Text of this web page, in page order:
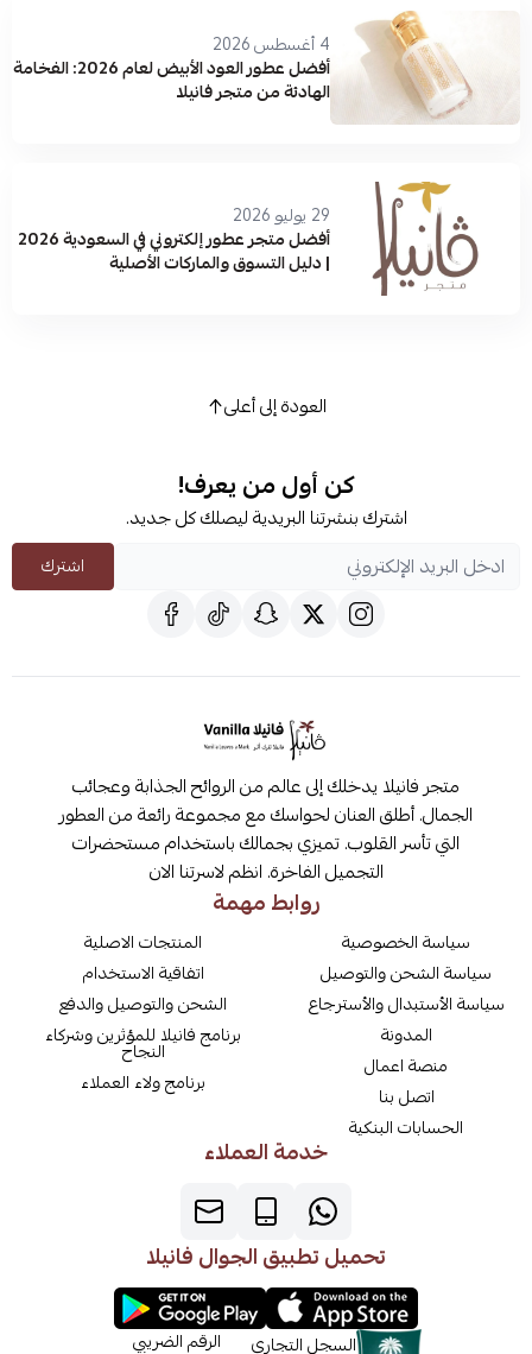
4 أغسطس 2026
أفضل عطور العود الأبيض لعام 2026: الفخامة
الهادئة من متجر فانيلا
29 يوليو 2026
أفضل متجر عطور إلكتروني في السعودية 2026
| دليل التسوق والماركات الأصلية
العودة إلى أعلى
كن أول من يعرف!
اشترك بنشرتنا البريدية ليصلك كل جديد.
اشترك
متجر فانيلا يدخلك إلى عالم من الروائح الجذابة وعجائب
الجمال. أطلق العنان لحواسك مع مجموعة رائعة من العطور
التي تأسر القلوب. تميزي بجمالك باستخدام مستحضرات
التجميل الفاخرة. انظم لاسرتنا الان
روابط مهمة
سياسة الخصوصية
سياسة الشحن والتوصيل
سياسة الأستبدال والأسترجاع
المدونة
منصة اعمال
اتصل بنا
الحسابات البنكية
المنتجات الاصلية
اتفاقية الاستخدام
الشحن والتوصيل والدفع
برنامج فانيلا للمؤثرين وشركاء
النجاح
برنامج ولاء العملاء
خدمة العملاء
تحميل تطبيق الجوال فانيلا
السجل التجاري
الرقم الضريبي